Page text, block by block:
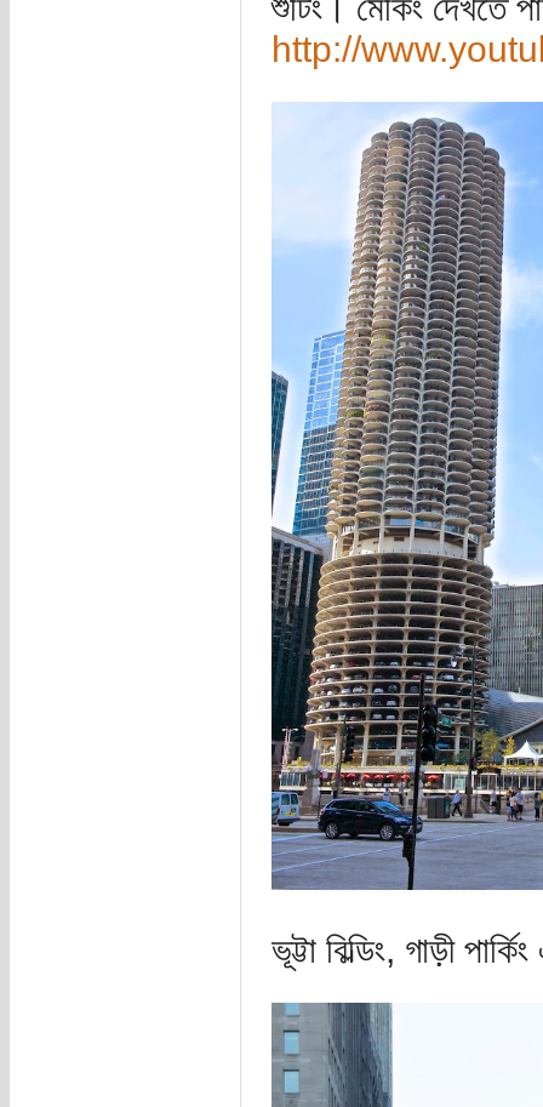
http://
ভূট্টা বিল্ডিং, গাড়ী